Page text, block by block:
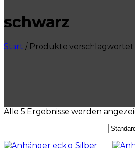
schwarz
Start / Produkte verschlagwortet
Alle 5 Ergebnisse werden